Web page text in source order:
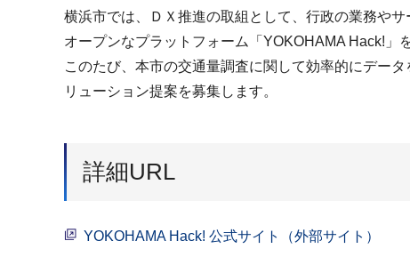
横浜市では、ＤＸ推進の取組として、行政の業務や
オープンなプラットフォーム「YOKOHAMA Hack!」
このたび、本市の交通量調査に関して効率的にデー
リューション提案を募集します。
詳細URL
YOKOHAMA Hack! 公式サイト（外部サイト）